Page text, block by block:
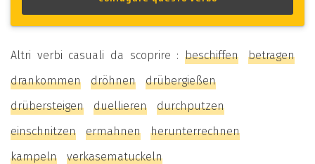
Altri verbi casuali da scoprire : beschiffen
betragen
drankommen
dröhnen
drübergießen
drübersteigen
duellieren
durchputzen
einschnitzen
ermahnen
herunterrechnen
kampeln
verkasematuckeln